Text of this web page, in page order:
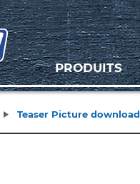
PRODUITS
Teaser Picture download